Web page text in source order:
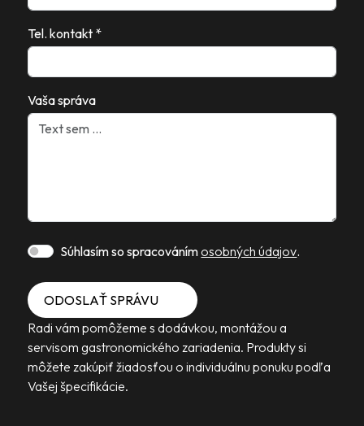
Tel. kontakt *
Vaša správa
Súhlasím so spracovánímosobných údajov.
ODOSLAŤ SPRÁVU
Radi vám pomôžeme s dodávkou, montážou a
servisom gastronomického zariadenia. Produkty si
môžete zakúpiť žiadosťou o individuálnu ponuku podľa
Vašej špecifikácie.